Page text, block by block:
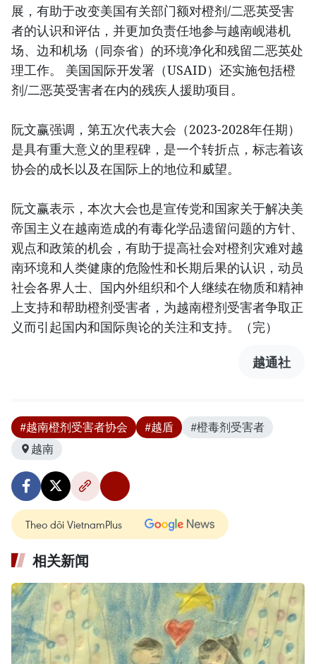
展，有助于改变美国有关部门额对橙剂/二恶英受害
者的认识和评估，并更加负责任地参与越南岘港机
场、边和机场（同奈省）的环境净化和残留二恶英处
理工作。 美国国际开发署（USAID）还实施包括橙
剂/二恶英受害者在内的残疾人援助项目。
阮文赢强调，第五次代表大会（2023-2028年任期）
是具有重大意义的里程碑，是一个转折点，标志着该
协会的成长以及在国际上的地位和威望。
阮文赢表示，本次大会也是宣传党和国家关于解决美
帝国主义在越南造成的有毒化学品遗留问题的方针、
观点和政策的机会，有助于提高社会对橙剂灾难对越
南环境和人类健康的危险性和长期后果的认识，动员
社会各界人士、国内外组织和个人继续在物质和精神
上支持和帮助橙剂受害者，为越南橙剂受害者争取正
义而引起国内和国际舆论的关注和支持。（完）
越通社
#越南橙剂受害者协会 #越盾
#橙毒剂受害者
越南
Theo dõi VietnamPlus
相关新闻